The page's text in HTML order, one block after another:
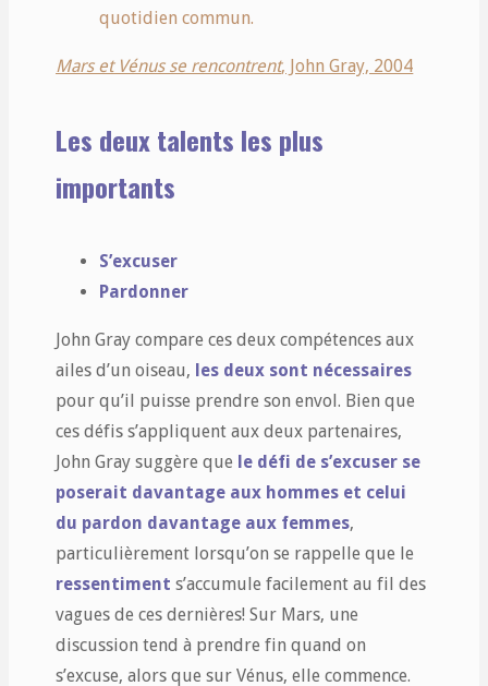
quotidien commun.
Mars et Vénus se rencontrent, John Gray, 2004
Les deux talents les plus
importants
S’excuser
Pardonner
John Gray compare ces deux compétences aux
ailes d’un oiseau, les deux sont nécessaires
pour qu’il puisse prendre son envol. Bien que
ces défis s’appliquent aux deux partenaires,
John Gray suggère que le défi de s’excuser se
poserait davantage aux hommes et celui
du pardon davantage aux femmes,
particulièrement lorsqu’on se rappelle que le
ressentiment s’accumule facilement au fil des
vagues de ces dernières! Sur Mars, une
discussion tend à prendre fin quand on
s’excuse, alors que sur Vénus, elle commence.